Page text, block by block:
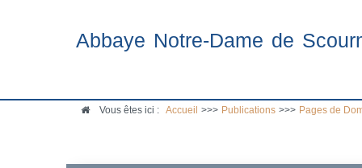
Abbaye Notre-Dame de
Vous êtes ici : Accueil >>> Publications >>> Pages de